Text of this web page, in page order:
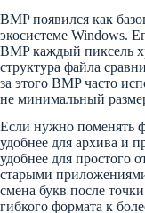
BMP появился как
экосистеме Windows.
BMP каждый пиксель
структура файла
за этого BMP часто
не минимальный
Если нужно поменять
удобнее для архива и
удобнее для простого
старыми
смена букв после
гибкого формата к